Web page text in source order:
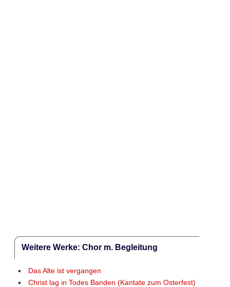
Weitere Werke: Chor m. Begleitung
Das Alte ist vergangen
Christ lag in Todes Banden (Kantate zum Osterfest)